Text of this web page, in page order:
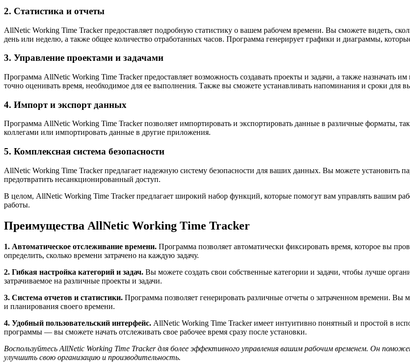
2. Статистика и отчеты
AllNetic Working Time Tracker предоставляет подробную статистику о вашем рабочем времени. Вы сможете видеть,
день или неделю, а также общее количество отработанных часов. Программа генерирует графики и диаграммы,
3. Управление проектами и задачами
Программа AllNetic Working Time Tracker предоставляет возможность создавать проекты и задачи, а также назначать
точно оценивать время, необходимое для ее выполнения. Также вы сможете устанавливать напоминания и сроки для
4. Импорт и экспорт данных
Программа AllNetic Working Time Tracker позволяет импортировать и экспортировать данные в различные форматы,
коллегами или импортировать данные в другие приложения.
5. Комплексная система безопасности
AllNetic Working Time Tracker предлагает надежную систему безопасности для ваших данных. Вы можете установить
предотвратить несанкционированный доступ.
В целом, AllNetic Working Time Tracker предлагает широкий набор функций, которые помогут вам управлять вашим
работы.
Преимущества AllNetic Working Time Tracker
1. Автоматическое отслеживание времени. Программа позволяет автоматически фиксировать время, которое вы
определить, сколько времени затрачено на каждую задачу.
2. Гибкая настройка категорий и задач. Вы можете создать свои собственные категории и задачи, чтобы лучше
затрачиваемое на различные проекты и задачи.
3. Система отчетов и статистики. Программа позволяет генерировать различные отчеты о затраченном времени.
и планирования своего времени.
4. Удобный пользовательский интерфейс. AllNetic Working Time Tracker имеет интуитивно понятный и простой в
программы — вы сможете начать отслеживать свое рабочее время сразу после установки.
Воспользуйтесь AllNetic Working Time Tracker для более эффективного управления вашим рабочим временем. Он
улучшить свою организацию и производительность.